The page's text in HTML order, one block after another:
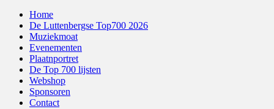
Home
De Luttenbergse Top700 2026
Muziekmoat
Evenementen
Plaatnportret
De Top 700 lijsten
Webshop
Sponsoren
Contact